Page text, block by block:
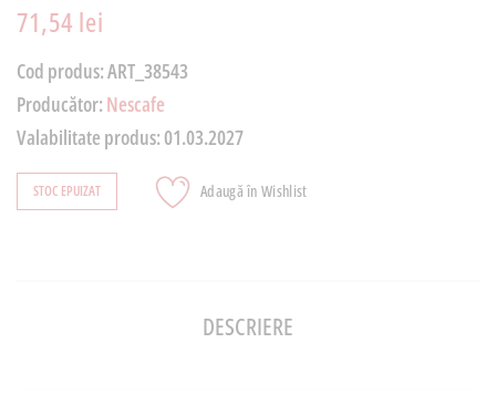
71,54 lei
Cod produs:ART_38543
Producător: Nescafe
Valabilitate produs: 01.03.2027
STOC EPUIZAT Adaugă în Wishlist
DESCRIERE